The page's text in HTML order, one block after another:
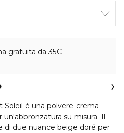
gratuita da 35€
Soleil è una polvere-crema
un'abbronzatura su misura. Il
di due nuance beige doré per